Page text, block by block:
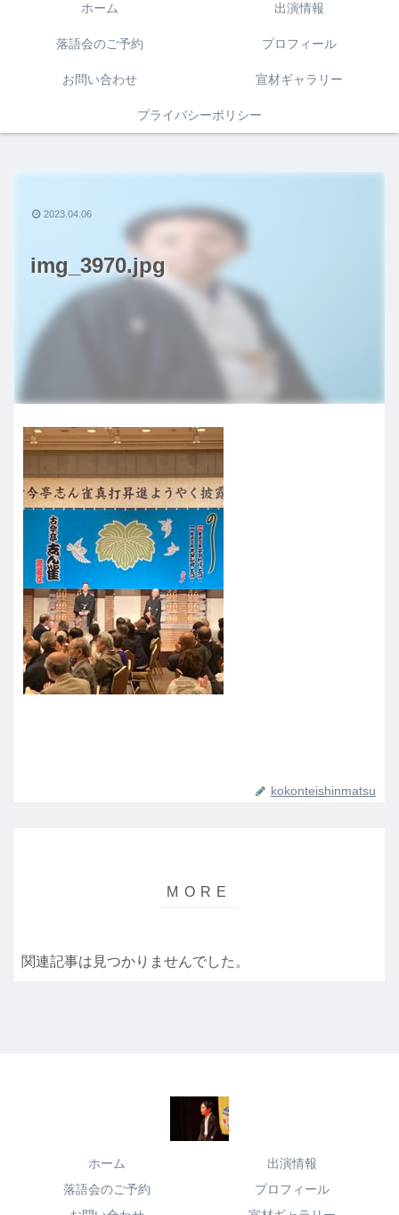
ホーム 出演情報
落語会のご予約 プロフィール
お問い合わせ 宣材ギャラリー
プライバシーポリシー
img_3970.jpg
2023.04.06
kokonteishinmatsu
関連記事は見つかりませんでした。
ホーム
出演情報
落語会のご予約
プロフィール